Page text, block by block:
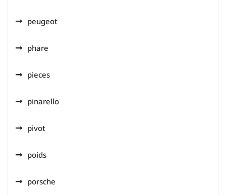
peugeot
phare
pieces
pinarello
pivot
poids
porsche